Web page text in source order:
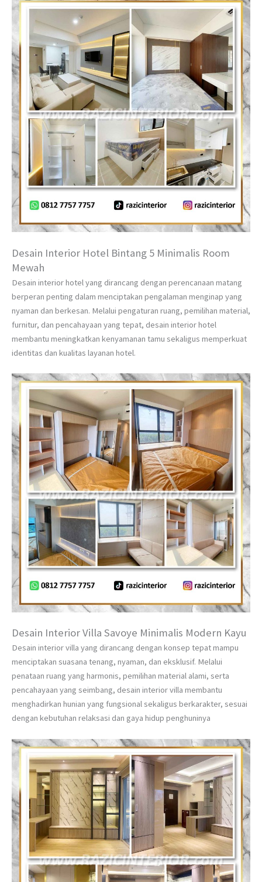
Desain Interior Hotel Bintang 5 Minimalis Room
Mewah
Desain interior hotel yang dirancang dengan perencanaan matang
berperan penting dalam menciptakan pengalaman menginap yang
nyaman dan berkesan. Melalui pengaturan ruang, pemilihan material,
furnitur, dan pencahayaan yang tepat, desain interior hotel
membantu meningkatkan kenyamanan tamu sekaligus memperkuat
identitas dan kualitas layanan hotel.
Desain Interior Villa Savoye Minimalis Modern Kayu
Desain interior villa yang dirancang dengan konsep tepat mampu
menciptakan suasana tenang, nyaman, dan eksklusif. Melalui
penataan ruang yang harmonis, pemilihan material alami, serta
pencahayaan yang seimbang, desain interior villa membantu
menghadirkan hunian yang fungsional sekaligus berkarakter, sesuai
dengan kebutuhan relaksasi dan gaya hidup penghuninya